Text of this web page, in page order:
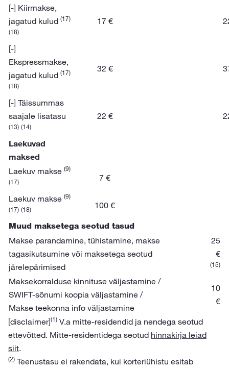
[-] Kiirmakse,
jagatud kulud (17)
(18)
17 €
[-]
Ekspressmakse,
jagatud kulud (17)
(18)
32 €
[-] Täissummas
saajale lisatasu
(13) (14)
22 €
Laekuvad
maksed
Laekuv makse (9)
(17)
7 €
Laekuv makse (9)
(17) (18) 100 €
Muud maksetega seotud tasud
Makse parandamine, tühistamine, makse
tagasikutsumine või maksetega seotud
järelepärimised
25
€
(15)
Maksekorralduse kinnituse väljastamine /
SWIFT-sõnumi koopia väljastamine /
Makse teekonna info väljastamine
10
€
[disclaimer](1) V.a mitte-residendid ja nendega seotud
ettevõtted. Mitte-residentidega seotud hinnakirja leiad
siit.
(2) Teenustasu ei rakendata, kui korteriühistu esitab